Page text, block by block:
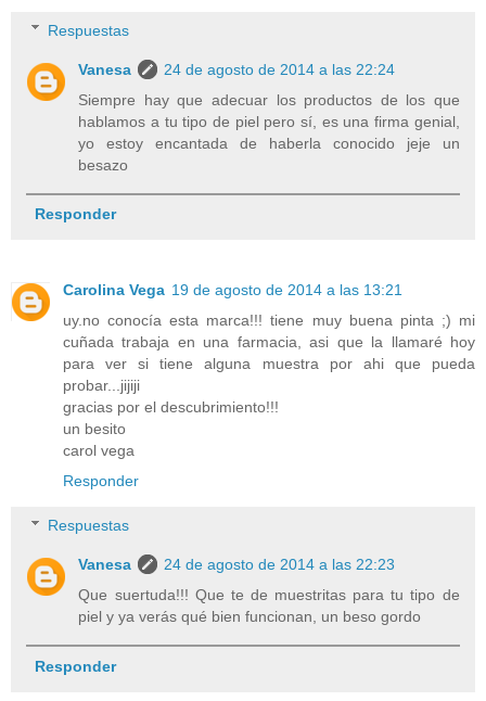
Respuestas
Vanesa
24 de agosto de 2014 a las 22:24
Siempre hay que adecuar los productos de los que
hablamos a tu tipo de piel pero sí, es una firma genial,
yo estoy encantada de haberla conocido jeje un
besazo
Responder
Carolina Vega 19 de agosto de 2014 a las 13:21
uy.no conocía esta marca!!! tiene muy buena pinta ;) mi
cuñada trabaja en una farmacia, asi que la llamaré hoy
para ver si tiene alguna muestra por ahi que pueda
probar...jijiji
gracias por el descubrimiento!!!
un besito
carol vega
Responder
Respuestas
Vanesa
24 de agosto de 2014 a las 22:23
Que suertuda!!! Que te de muestritas para tu tipo de
piel y ya verás qué bien funcionan, un beso gordo
Responder